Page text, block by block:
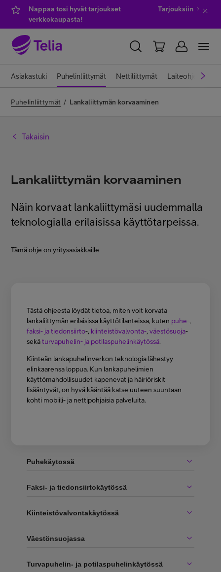
Nappaa tosi hyvät tarjoukset
verkkokaupasta!
Tarjouksiin
YKSITYISILLE YRITYKSILLE WHOLESALE
Minun Telia Yrityksille
Asiakastuki Puhelinliittymät Nettiliittymät Laiteohjeet
Puhelinliittymät / Lankaliittymän korvaaminen
Takaisin
Lankaliittymän korvaaminen
Näin korvaat lankaliittymäsi uudemmalla
teknologialla erilaisissa käyttötarpeissa.
Tämä ohje on yritysasiakkaille
Tästä ohjeesta löydät tietoa, miten voit korvata
lankaliittymän erilaisissa käyttötilanteissa, kuten puhe-,
faksi- ja tiedonsiirto-, kiinteistövalvonta-,väestösuoja-
sekäturvapuhelin- ja potilaspuhelinkäytössä.
Kiinteän lankapuhelinverkon teknologia lähestyy
elinkaarensa loppua. Kun lankapuhelimien
käyttömahdollisuudet kapenevat ja häiriöriskit
lisääntyvät, on hyvä kääntää katse uuteen suuntaan
kohti mobiili- ja nettipohjaisia palveluita.
Puhekäytossä
Faksi- ja tiedonsiirtokäytössä
Kiinteistövalvontakäytössä
Väestönsuojassa
Turvapuhelin- ja potilaspuhelinkäytössä